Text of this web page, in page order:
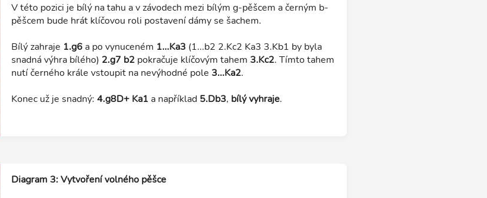
V této pozici je bílý na tahu a v závodech mezi bílým g-pěšcem a černým b-
pěšcem bude hrát klíčovou roli postavení dámy se šachem.
Bílý zahraje 1.g6a po vynuceném 1...Ka3 (1...b2 2.Kc2 Ka3 3.Kb1 by byla
snadná výhra bílého) 2.g7 b2pokračuje klíčovým tahem 3.Kc2. Tímto tahem
nutí černého krále vstoupit na nevýhodné pole 3...Ka2.
Konec už je snadný: 4.g8D+ Ka1 a například 5.Db3, bílý vyhraje.
Diagram 3: Vytvoření volného pěšce